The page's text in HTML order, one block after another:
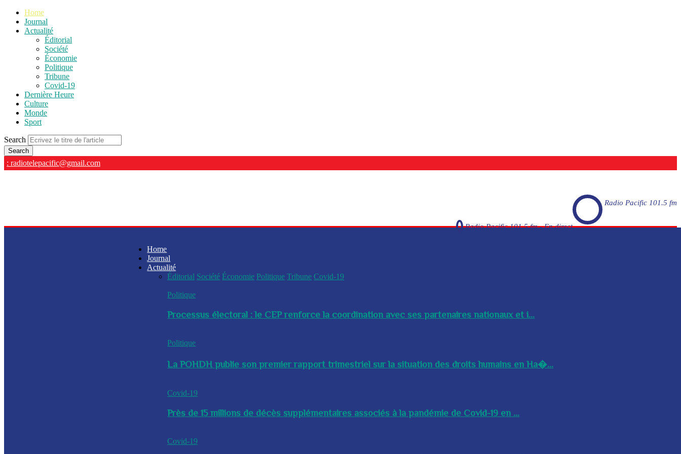
Home
Journal
Actualité
Éditorial
Société
Économie
Politique
Tribune
Covid-19
Dernière Heure
Culture
Monde
Sport
Search
: radiotelepacific@gmail.com
Radio Pacific 101.5 fm
Radio Pacific 101.5 fm - En direct
Home
Journal
Actualité
Éditorial Société Économie Politique Tribune Covid-19
Politique
Processus électoral : le CEP renforce la coordination avec ses partenaires nationaux et i...
Politique
La POHDH publie son premier rapport trimestriel sur la situation des droits humains en Ha�...
Covid-19
Près de 15 millions de décès supplémentaires associés à la pandémie de Covid-19 en ...
Covid-19